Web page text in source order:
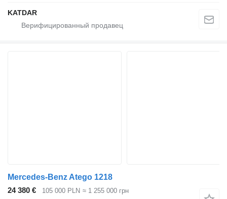
KATDAR
Mercedes-Benz Atego 1218
24 380 €
105 000 PLN ≈ 1 255 000 грн